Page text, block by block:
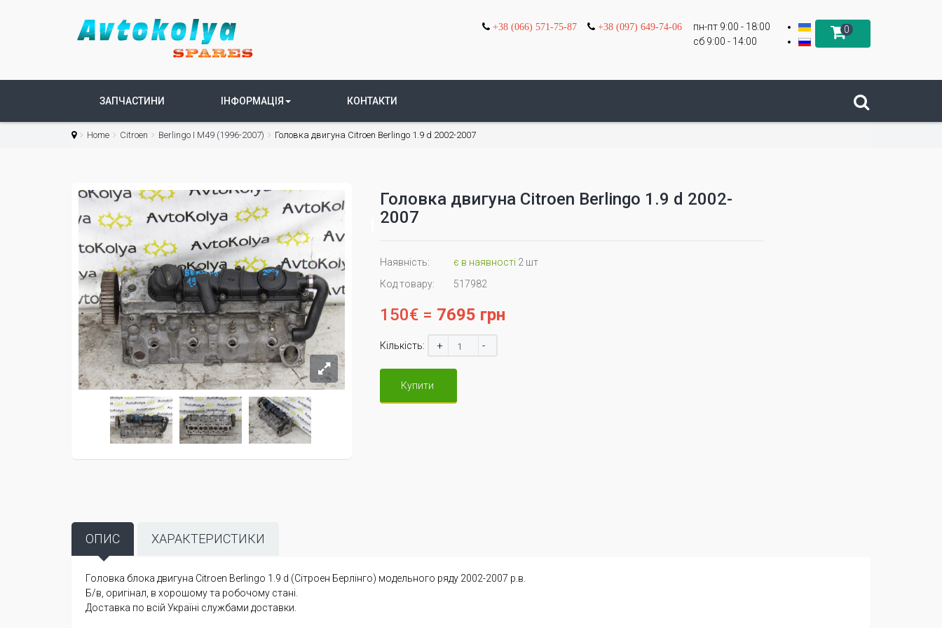
+38 (066) 571-75-87 +38 (097) 649-74-06
пн-пт 9:00 - 18:00
сб 9:00 - 14:00
0
ЗАПЧАСТИНИ ІНФОРМАЦІЯ КОНТАКТИ
Home Citroen Berlingo I М49 (1996-2007) Головка двигуна Citroen Berlingo 1.9 d 2002-2007
Головка двигуна Citroen Berlingo 1.9 d 2002-
2007
Наявність: є в наявності 2 шт
Код товару:
517982
150€ = 7695 грн
Кількість: + -
Купити
ОПИС ХАРАКТЕРИСТИКИ
Головка блока двигуна Citroen Berlingo 1.9 d (Сітроен Берлінго) модельного ряду 2002-2007 р.в.
Б/в, оригінал, в хорошому та робочому стані.
Доставка по всій Україні службами доставки.